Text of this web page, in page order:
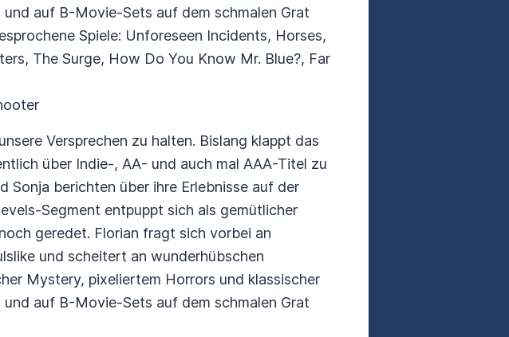
auf B-Movie-Sets auf dem schmalen Grat
Spiele: Unforeseen Incidents, Horses,
The Surge, How Do You Know Mr. Blue?, Far
Versprechen zu halten. Bislang klappt das
über Indie-, AA- und auch mal AAA-Titel zu
Sonja berichten über ihre Erlebnisse auf der
Segment entpuppt sich als gemütlicher
geredet. Florian fragt sich vorbei an
und scheitert an wunderhübschen
Mystery, pixeliertem Horrors und klassischer
auf B-Movie-Sets auf dem schmalen Grat